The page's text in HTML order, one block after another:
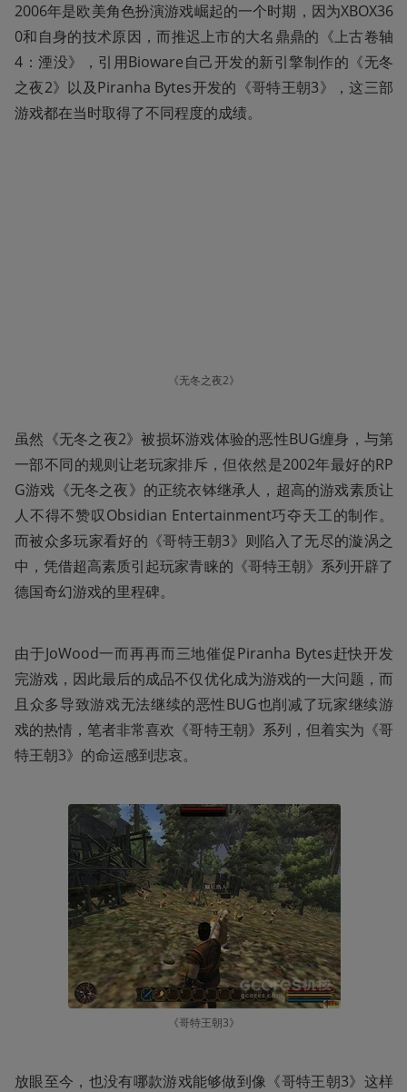
2006年是欧美角色扮演游戏崛起的一个时期，因为XBOX36
0和自身的技术原因，而推迟上市的大名鼎鼎的《上古卷轴
4：湮没》，引用Bioware自己开发的新引擎制作的《无冬
之夜2》以及Piranha Bytes开发的《哥特王朝3》，这三部
游戏都在当时取得了不同程度的成绩。
《无冬之夜2》
虽然《无冬之夜2》被损坏游戏体验的恶性BUG缠身，与第
一部不同的规则让老玩家排斥，但依然是2002年最好的RP
G游戏《无冬之夜》的正统衣钵继承人，超高的游戏素质让
人不得不赞叹Obsidian Entertainment巧夺天工的制作。
而被众多玩家看好的《哥特王朝3》则陷入了无尽的漩涡之
中，凭借超高素质引起玩家青睐的《哥特王朝》系列开辟了
德国奇幻游戏的里程碑。
由于JoWood一而再再而三地催促Piranha Bytes赶快开发
完游戏，因此最后的成品不仅优化成为游戏的一大问题，而
且众多导致游戏无法继续的恶性BUG也削减了玩家继续游
戏的热情，笔者非常喜欢《哥特王朝》系列，但着实为《哥
特王朝3》的命运感到悲哀。
《哥特王朝3》
放眼至今，也没有哪款游戏能够做到像《哥特王朝3》这样